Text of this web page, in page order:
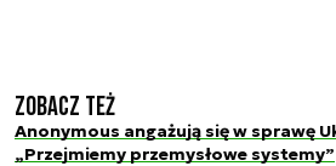
Zobacz też
Anonymous angażują się w sprawę
„Przejmiemy przemysłowe systemy”